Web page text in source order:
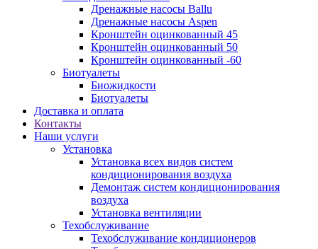
Дренажные насосы Ballu
Дренажные насосы Aspen
Кронштейн оцинкованный 45
Кронштейн оцинкованный 50
Кронштейн оцинкованный -60
Биотуалеты
Биожидкости
Биотуалеты
Доставка и оплата
Контакты
Наши услуги
Установка
Установка всех видов систем
кондиционирования воздуха
Демонтаж систем кондиционирования
воздуха
Установка вентиляции
Техобслуживание
Техобслуживание кондиционеров